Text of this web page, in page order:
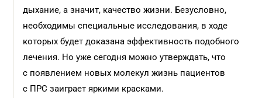
дыхание, а значит, качество жизни. Безусловно,
необходимы специальные исследования, в ходе
которых будет доказана эффективность подобного
лечения. Но уже сегодня можно утверждать, что
с появлением новых молекул жизнь пациентов
с ПРС заиграет яркими красками.